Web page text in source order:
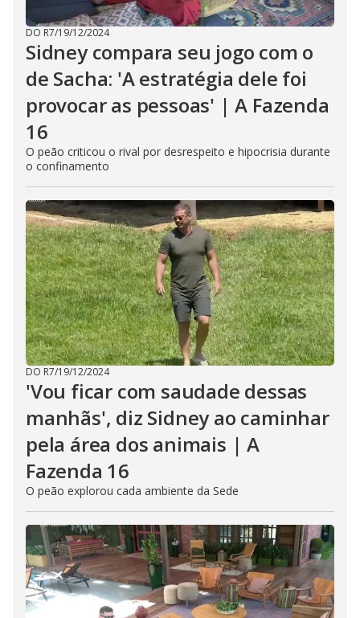
DO R7/19/12/2024
Sidney compara seu jogo com o
de Sacha: 'A estratégia dele foi
provocar as pessoas' | A Fazenda
16
O peão criticou o rival por desrespeito e hipocrisia durante
o confinamento
DO R7/19/12/2024
'Vou ficar com saudade dessas
manhãs', diz Sidney ao caminhar
pela área dos animais | A
Fazenda 16
O peão explorou cada ambiente da Sede